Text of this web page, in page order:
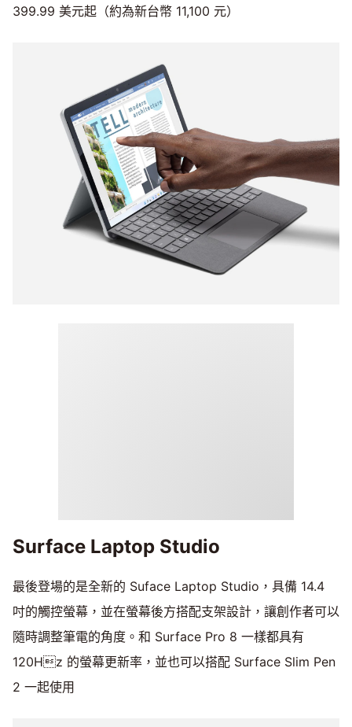
399.99 美元起（約為新台幣 11,100 元）
Surface Laptop Studio
最後登場的是全新的 Suface Laptop Studio，具備 14.4
吋的觸控螢幕，並在螢幕後方搭配支架設計，讓創作者可以
隨時調整筆電的角度。和 Surface Pro 8 一樣都具有
120Hz 的螢幕更新率，並也可以搭配 Surface Slim Pen
2 一起使用